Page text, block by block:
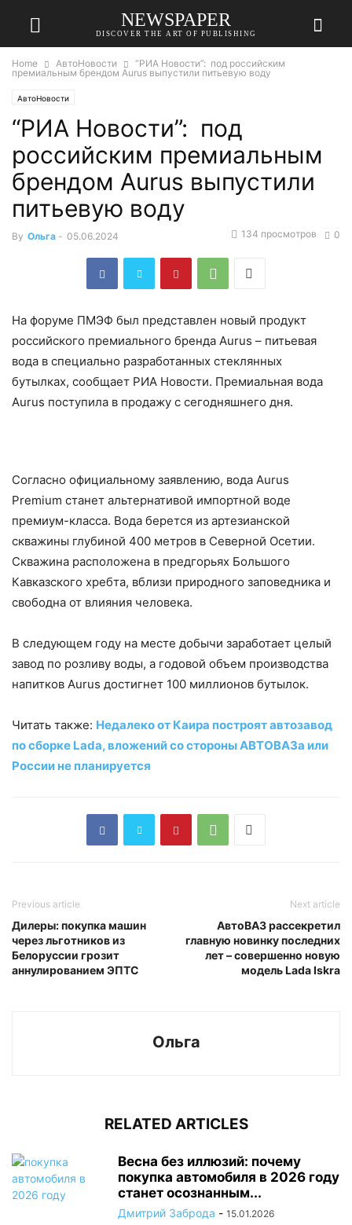
NEWSPAPER
DISCOVER THE ART OF PUBLISHING
Home АвтоНовости
“РИА Новости”: под российским
премиальным брендом Aurus выпустили питьевую воду
АвтоНовости
“РИА Новости”: под
российским премиальным
брендом Aurus выпустили
питьевую воду
By Ольга - 05.06.2024 0
134 просмотров
На форуме ПМЭФ был представлен новый продукт
российского премиального бренда Aurus – питьевая
вода в специально разработанных стеклянных
бутылках, сообщает РИА Новости. Премиальная вода
Aurus поступила в продажу с сегодняшнего дня.
Согласно официальному заявлению, вода Aurus
Premium станет альтернативой импортной воде
премиум-класса. Вода берется из артезианской
скважины глубиной 400 метров в Северной Осетии.
Скважина расположена в предгорьях Большого
Кавказского хребта, вблизи природного заповедника и
свободна от влияния человека.
В следующем году на месте добычи заработает целый
завод по розливу воды, а годовой объем производства
напитков Aurus достигнет 100 миллионов бутылок.
Читать также: Недалеко от Каира построят автозавод
по сборке Lada, вложений со стороны АВТОВАЗа или
России не планируется
Previous article
Дилеры: покупка машин
через льготников из
Белоруссии грозит
аннулированием ЭПТС
Next article
АвтоВАЗ рассекретил
главную новинку последних
лет – совершенно новую
модель Lada Iskra
Ольга
RELATED ARTICLES
Весна без иллюзий: почему
покупка автомобиля в 2026 году
станет осознанным...
Дмитрий Заброда - 15.01.2026